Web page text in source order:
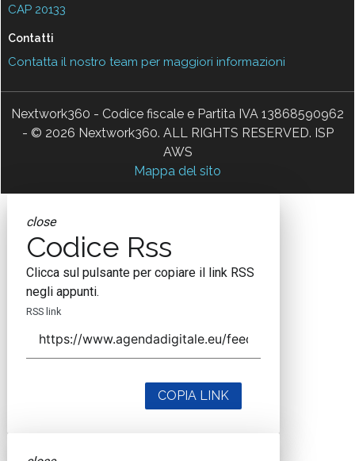
CAP 20133
Contatti
Contatta il nostro team per maggiori informazioni
Nextwork360 - Codice fiscale e Partita IVA 13868590962
- © 2026 Nextwork360. ALL RIGHTS RESERVED. ISP
AWS
Mappa del sito
close
Codice Rss
Clicca sul pulsante per copiare il link RSS
negli appunti.
RSS link
COPIA LINK